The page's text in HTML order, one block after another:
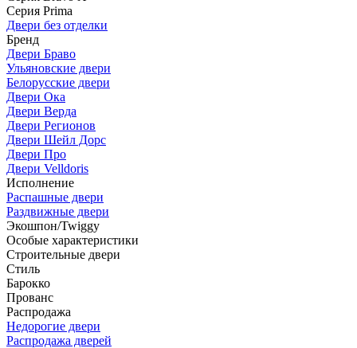
Серия Prima
Двери без отделки
Бренд
Двери Браво
Ульяновские двери
Белорусские двери
Двери Ока
Двери Верда
Двери Регионов
Двери Шейл Дорс
Двери Про
Двери Velldoris
Исполнение
Распашные двери
Раздвижные двери
Экошпон/Twiggy
Особые характеристики
Строительные двери
Стиль
Барокко
Прованс
Распродажа
Недорогие двери
Распродажа дверей